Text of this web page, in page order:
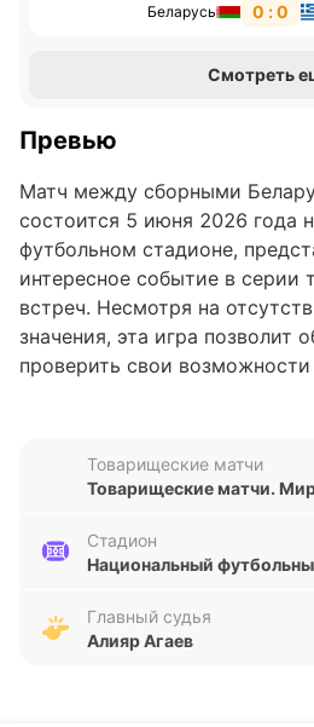
Беларусь 0 : 0
Смотреть
Превью
Матч между сборными
состоится 5 июня 2026 года
футбольном стадионе,
интересное событие в серии
встреч. Несмотря на
значения, эта игра позволит
проверить свои
рейтингах, внимание
результатах и потенциале
Анализ формы команд
обеих команд. Беларусь
смешанную форму: две
Товарищеские матчи
Товарищеские матчи.
Стадион
Национальный
Главный судья
Алияр Агаев